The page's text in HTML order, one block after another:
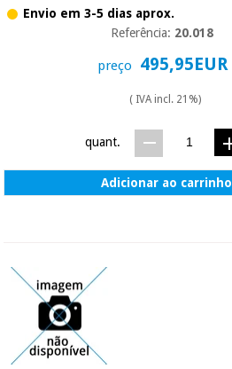
Envio em 3-5 dias aprox.
Referência: 20.018
preço 495,95EUR
( IVA incl. 21%)
quant.
Adicionar ao carrinho